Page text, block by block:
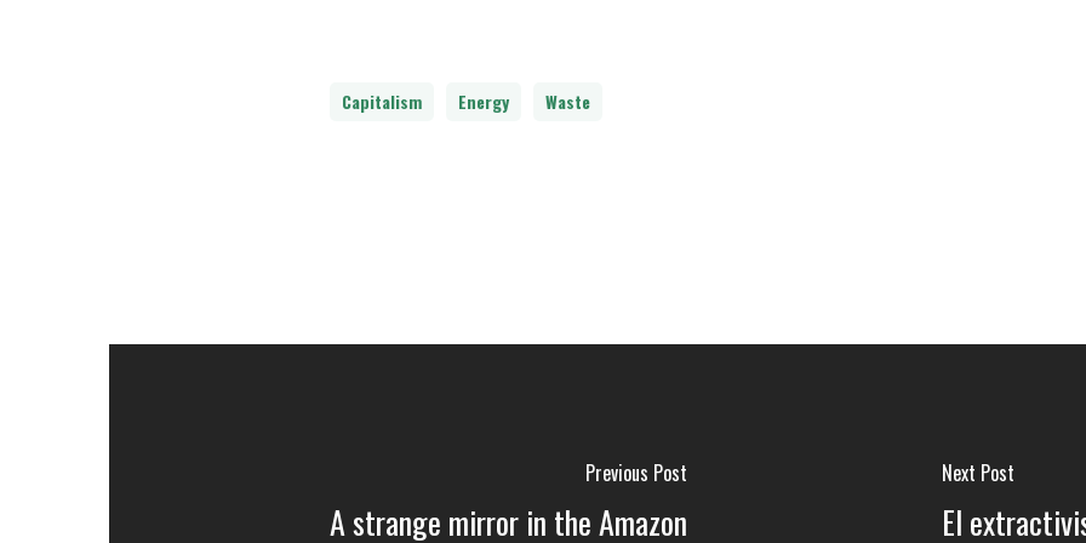
Capitalism Energy Waste
Previous Post
A strange mirror in the Amazon
Next Post
El